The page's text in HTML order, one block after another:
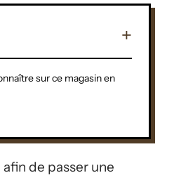
sur ce magasin en
de passer une